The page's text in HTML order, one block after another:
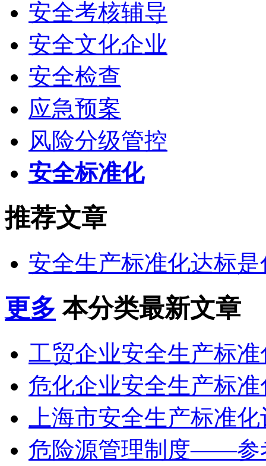
安全考核辅导
安全文化企业
安全检查
应急预案
风险分级管控
安全标准化
推荐文章
安全生产标准化达标
更多 本分类最新文章
工贸企业安全生产标
危化企业安全生产标
上海市安全生产标准
危险源管理制度——参